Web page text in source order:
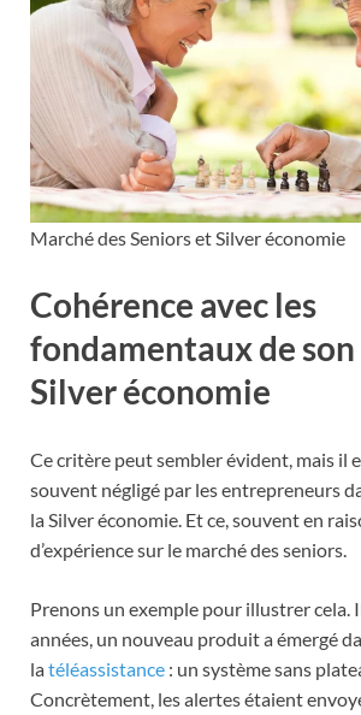
Marché des Seniors et Silver économie
Cohérence avec les
fondamentaux de
Silver économie
Ce critère peut sembler évident, mais il
souvent négligé par les entrepreneurs
la Silver économie. Et ce, souvent en
d’expérience sur le marché des seniors.
Prenons un exemple pour illustrer cela.
années, un nouveau produit a émergé
latéléassistance : un système sans
Concrètement, les alertes étaient